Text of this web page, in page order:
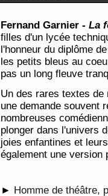
Fernand Garnier - La
filles d'un lycée
l'honneur du diplôme
les petits bleus au
pas un long fleuve
Un des rares textes de
une demande souvent
nombreuses
plonger dans l'univers
joies enfantines et
également une version
► Homme de théâtre,